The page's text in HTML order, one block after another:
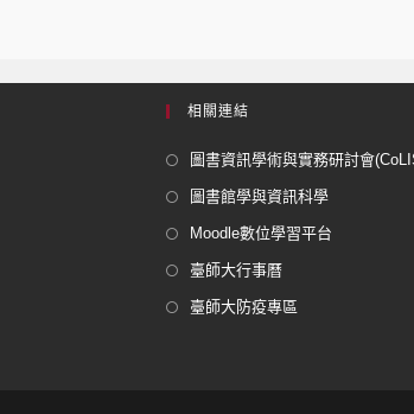
相關連結
圖書資訊學術與實務研討會
圖書館學與資訊科學
Moodle數位學習平台
臺師大行事曆
臺師大防疫專區